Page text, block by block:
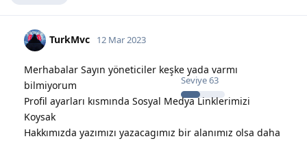
TurkMvc
Seviye63
12 Mar 2023
Merhabalar Sayın yöneticiler keşke yada varmı
bilmiyorum
Profil ayarları kısmında Sosyal Medya Linklerimizi
Koysak
Hakkımızda yazımızı yazacagımız bir alanımız olsa daha